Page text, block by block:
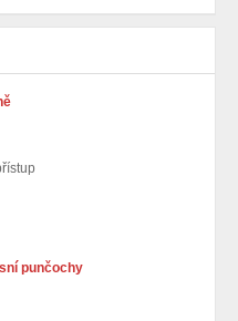
punčochy